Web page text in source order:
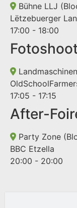
Bühne LLJ
Lëtzebuerger
17:00 - 18:00
17:05 - 17:15
After-
Party Zone
BBC Etzella
20:00 - 20:00